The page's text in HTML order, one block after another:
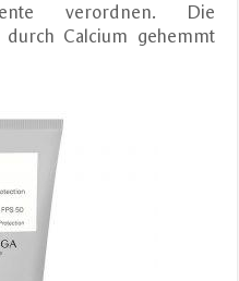
verordnen. Die
durch Calcium gehemmt